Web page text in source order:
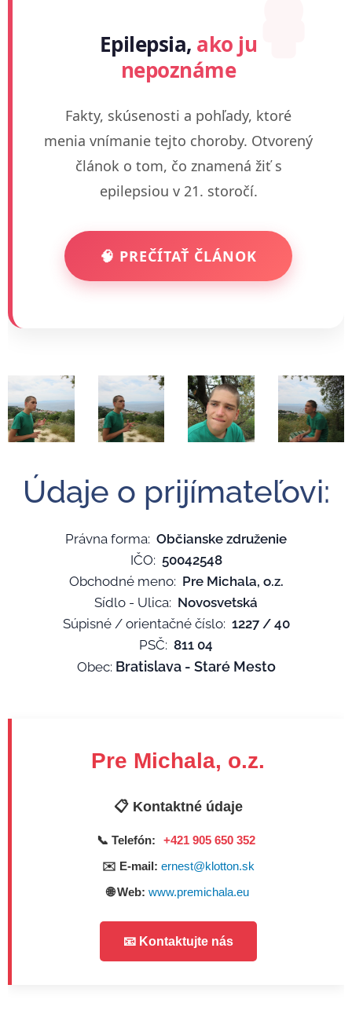
Epilepsia, ako ju
nepoznáme
Fakty, skúsenosti a pohľady, ktoré
menia vnímanie tejto choroby. Otvorený
článok o tom, čo znamená žiť s
epilepsiou v 21. storočí.
🧠 PREČÍTAŤ ČLÁNOK
Údaje o prijímateľovi:
Právna forma: Občianske združenie
IČO: 50042548
Obchodné meno: Pre Michala, o.z.
Sídlo - Ulica: Novosvetská
Súpisné / orientačné číslo: 1227 / 40
PSČ: 811 04
Obec: Bratislava - Staré Mesto
Pre Michala, o.z.
📋 Kontaktné údaje
📞 Telefón:
+421 905 650 352
✉️ E-mail: ernest@klotton.sk
🌐 Web: www.premichala.eu
📧 Kontaktujte nás